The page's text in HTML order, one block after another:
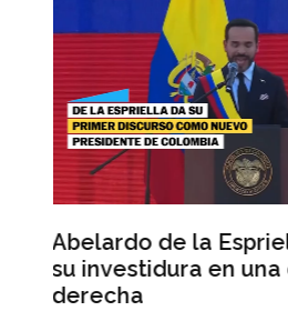
de la
Abelardo de la
los
discurso a los